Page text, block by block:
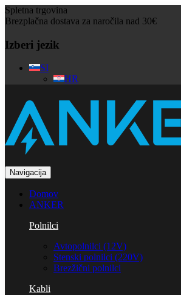
Spletna trgovina
Brezplačna dostava za naročila nad 30€
Izberi jezik
SI
HR
Navigacija
Domov
ANKER
Polnilci
Avtopolnilci (12V)
Stenski polnilci (220V)
Brezžični polnilci
Kabli